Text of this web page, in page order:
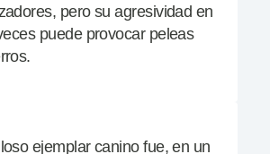
pero su agresividad en
puede provocar peleas
ejemplar canino fue, en un